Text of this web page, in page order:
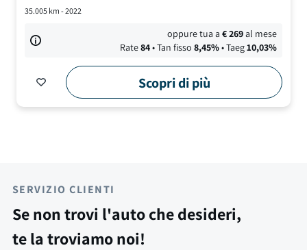
35.005km - 2022
oppure tua a€269al mese
Rate84• Tan fisso 8,45%• Taeg10,03%
Scopri di più
SERVIZIO CLIENTI
Se non trovi l'auto che desideri,
te la troviamo noi!